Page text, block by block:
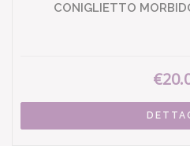
CONIGLIETTO